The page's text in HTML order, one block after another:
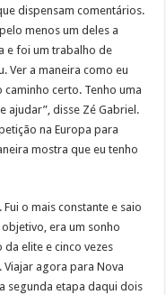
dispensam comentários.
menos um deles a
e foi um trabalho de
Ver a maneira como eu
certo. Tenho uma
ajudar”, disse Zé Gabriel.
na Europa para
mostra que eu tenho
o mais constante e saio
era um sonho
elite e cinco vezes
agora para Nova
segunda etapa daqui dois